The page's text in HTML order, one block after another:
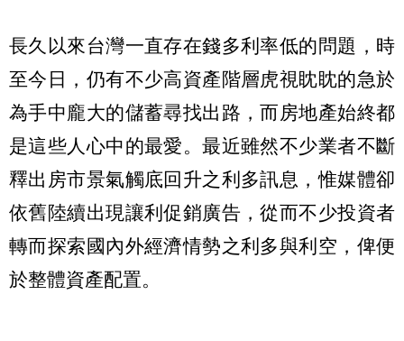
長久以來台灣一直存在錢多利率低的問題，時
至今日，仍有不少高資產階層虎視眈眈的急於
為手中龐大的儲蓄尋找出路，而房地產始終都
是這些人心中的最愛。最近雖然不少業者不斷
釋出房市景氣觸底回升之利多訊息，惟媒體卻
依舊陸續出現讓利促銷廣告，從而不少投資者
轉而探索國內外經濟情勢之利多與利空，俾便
於整體資產配置。